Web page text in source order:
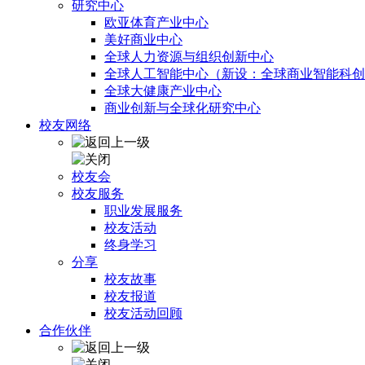
研究中心
欧亚体育产业中心
美好商业中心
全球人力资源与组织创新中心
全球人工智能中心（新设：全球商业智能科创
全球大健康产业中心
商业创新与全球化研究中心
校友网络
校友会
校友服务
职业发展服务
校友活动
终身学习
分享
校友故事
校友报道
校友活动回顾
合作伙伴